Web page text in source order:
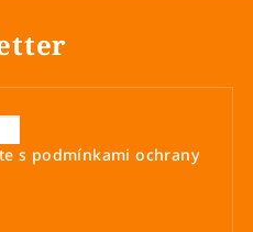
s podmínkami ochrany